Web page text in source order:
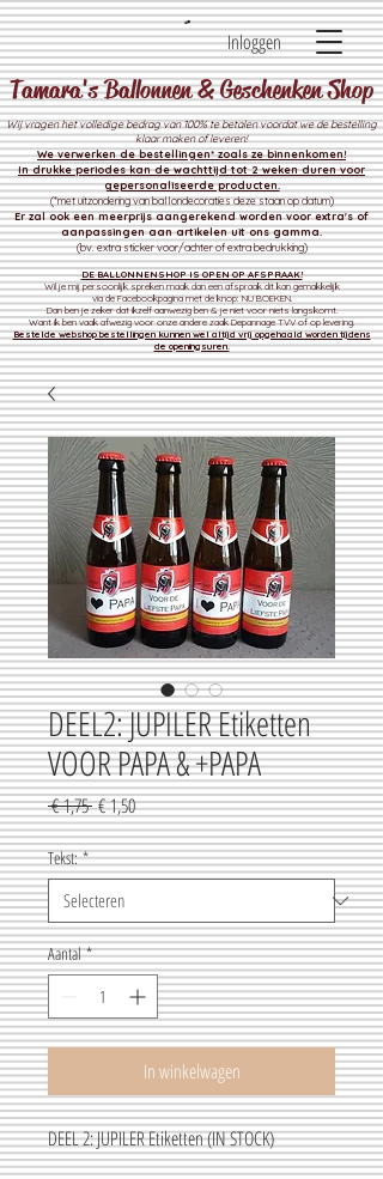
Tamara's Ballonnen & Geschenken Shop
Wij vragen het volledige bedrag van 100% te betalen voordat we de bestelling
klaar maken of leveren!
We verwerken de bestellingen* zoals ze binnenkomen!
In drukke periodes kan de wachttijd tot 2 weken duren voor
gepersonaliseerde producten.
(*met uitzondering van ballondecoraties deze staan op datum)
Er zal ook een meerprijs aangerekend worden voor extra's of
aanpassingen aan artikelen uit ons gamma.
(bv. extra sticker voor/achter of extra bedrukking)
DE BALLONNENSHOP IS OPEN OP AFSPRAAK!
Wil je mij persoonlijk spreken maak dan een afspraak dit kan gemakkelijk
via de Facebookpagina met de knop: NU BOEKEN.
Dan ben je zeker dat ikzelf aanwezig ben & je niet voor niets langskomt.
Want ik ben vaak afwezig voor onze andere zaakDepannage TVV of op levering.
Bestelde webshop bestellingen kunnen wel altijd vrij opgehaald worden tijdens
de openingsuren.
Inloggen
DEEL2: JUPILER Etiketten
VOOR PAPA & +PAPA
€ 1,75 Normale
prijs
€ 1,50Verkoopprijs
Tekst: *
Aantal *
In winkelwagen
DEEL 2: JUPILER Etiketten (IN STOCK)